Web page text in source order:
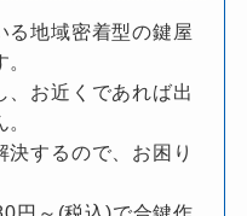
る地域密着型の鍵屋
、お近くであれば出
するので、お困り